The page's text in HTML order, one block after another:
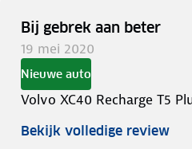
Bij gebrek aan beter
19 mei 2020
Nieuwe auto
Volvo XC40 Recharge T5
Bekijk volledige review